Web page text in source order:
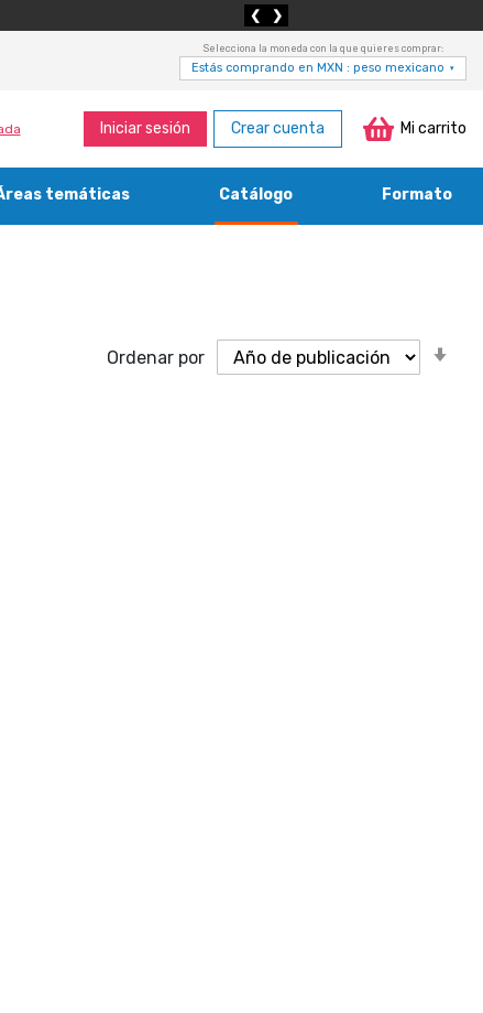
❮ ❯
Selecciona la moneda con la que quieres comprar:
Estás comprando en MXN : peso mexicano ▾
Iniciar sesión Crear cuenta Mi carrito
temáticas Catálogo Formato
Ordenar por